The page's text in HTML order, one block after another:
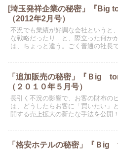
[埼玉発祥企業の秘密」『Big
（2012年2月号）
不況でも業績が好調な会社というと
な戦略だったり…と、際立った何か
は、ちょっと違う。ごく普通の社長
「追加販売の秘密」『Ｂig
（２０１０年５月号）
長引く不況の影響で、お客の財布の
は、どうしたらお客に「買いたい」
開する売上拡大の新たな手法を公開！
「格安ホテルの秘密」『Ｂ